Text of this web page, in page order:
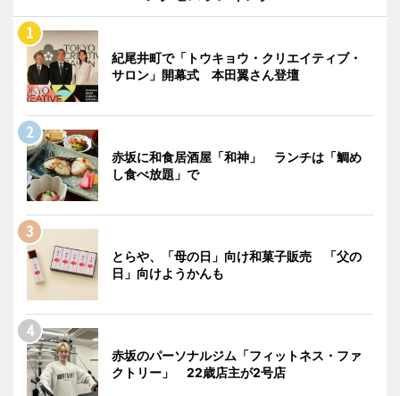
紀尾井町で「トウキョウ・クリエイティブ・
サロン」開幕式 本田翼さん登壇
赤坂に和食居酒屋「和神」 ランチは「鯛め
し食べ放題」で
とらや、「母の日」向け和菓子販売 「父の
日」向けようかんも
赤坂のパーソナルジム「フィットネス・ファ
クトリー」 22歳店主が2号店